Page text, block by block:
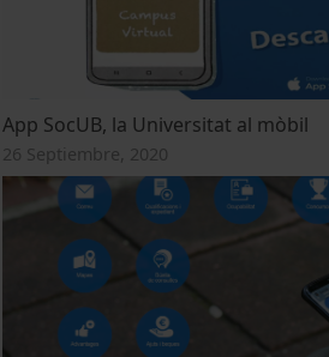
App SocUB, la Universitat al mòbil
26 Septiembre, 2020